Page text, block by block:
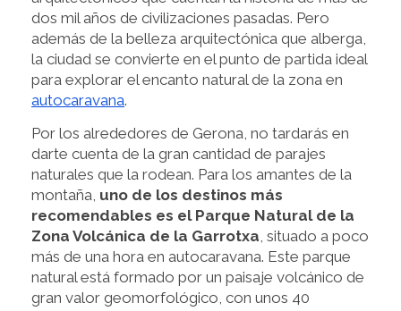
dos mil años de civilizaciones pasadas. Pero
además de la belleza arquitectónica que alberga,
la ciudad se convierte en el punto de partida ideal
para explorar el encanto natural de la zona en
autocaravana.
Por los alrededores de Gerona, no tardarás en
darte cuenta de la gran cantidad de parajes
naturales que la rodean. Para los amantes de la
montaña, uno de los destinos más
recomendables es el Parque Natural de la
Zona Volcánica de la Garrotxa, situado a poco
más de una hora en autocaravana. Este parque
natural está formado por un paisaje volcánico de
gran valor geomorfológico, con unos 40